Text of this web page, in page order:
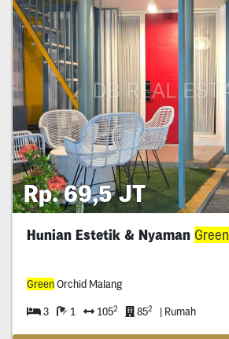
Rp. 69,5 JT
Hunian Estetik & Nyaman Green
GreenOrchid Malang
3 1 1052 852 | Rumah